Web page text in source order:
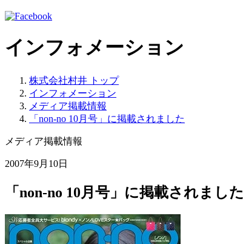
インフォメーション
株式会社村井 トップ
インフォメーション
メディア掲載情報
「non-no 10月号」に掲載されました
メディア掲載情報
2007年9月10日
「non-no 10月号」に掲載されました